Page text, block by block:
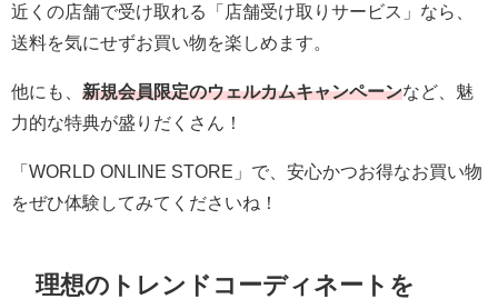
近くの店舗で受け取れる「店舗受け取りサービス」なら、
送料を気にせずお買い物を楽しめます。
他にも、 新規会員限定のウェルカムキャンペーンなど、魅
力的な特典が盛りだくさん！
「WORLD ONLINE STORE」で、安心かつお得なお買い物
をぜひ体験してみてくださいね！
理想のトレンドコーディネートを